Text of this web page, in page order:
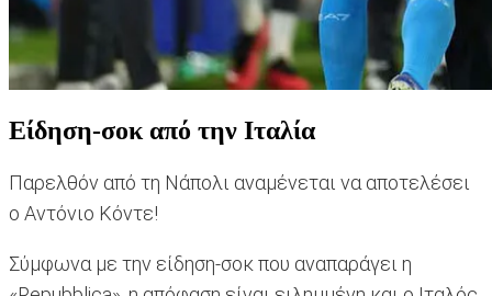
Είδηση-σοκ από την Ιταλία
Παρελθόν από τη Νάπολι αναμένεται να αποτελέσει
ο Αντόνιο Κόντε!
Σύμφωνα με την είδηση-σοκ που αναπαράγει η